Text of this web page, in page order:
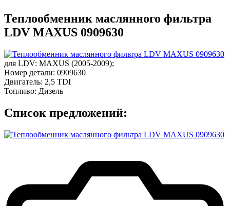
Теплообменник маслянного фильтра
LDV MAXUS 0909630
для LDV: MAXUS (2005-2009);
Номер детали: 0909630
Двигатель: 2,5 TDI
Топливо: Дизель
Список предложений: